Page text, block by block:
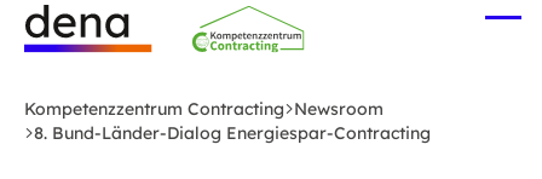
Zum
Hauptinhalt
Deutsche
Energie-
Kompetenzzentrum Contracting Newsroom
8. Bund-Länder-Dialog Energiespar-Contracting